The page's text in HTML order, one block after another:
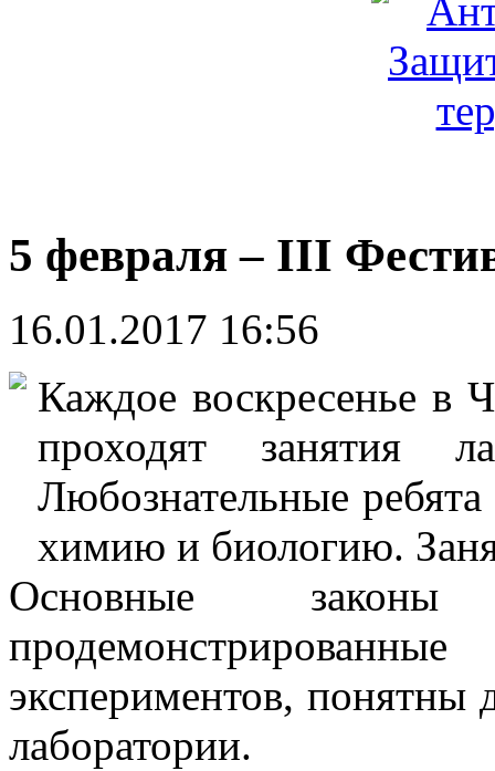
5 февраля – III
16.01.2017 16:56
Каждое воскресенье в
проходят занятия
Любознательные
химию и биологию.
Основные
экспериментов,
лаборатории.